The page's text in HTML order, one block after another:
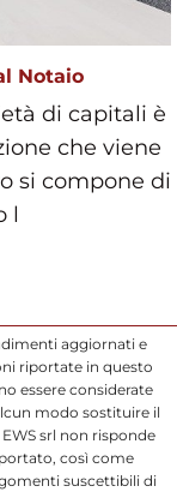
Notaio
di capitali è
che viene
si compone di
l
aggiornati e
riportate in questo
essere considerate
modo sostituire il
srl non risponde
così come
suscettibili di